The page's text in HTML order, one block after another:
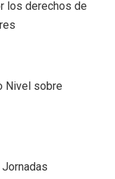
los derechos de
Nivel sobre
Jornadas